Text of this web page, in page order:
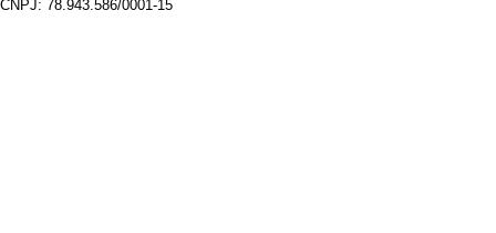
CNPJ: 78.943.586/0001-15